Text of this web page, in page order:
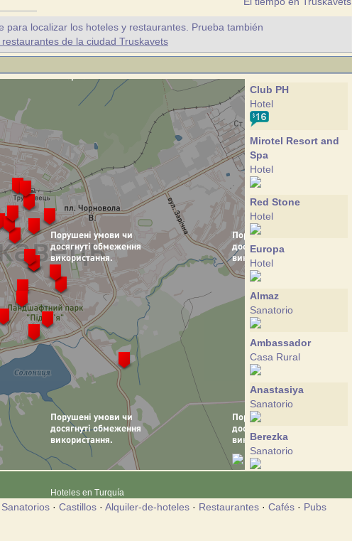
para localizar los hoteles y restaurantes. Prueba también
de la ciudad Truskavets
Club PH
Hotel
Mirotel Resort and
Spa
Hotel
Red Stone
Hotel
Europa
Hotel
Almaz
Sanatorio
Ambassador
Casa Rural
Anastasiya
Sanatorio
Berezka
Sanatorio
Sanatorio
Hoteles en Turquía
Sanatorios· Castillos· Alquiler-de-hoteles· Restaurantes· Cafés· Pubs